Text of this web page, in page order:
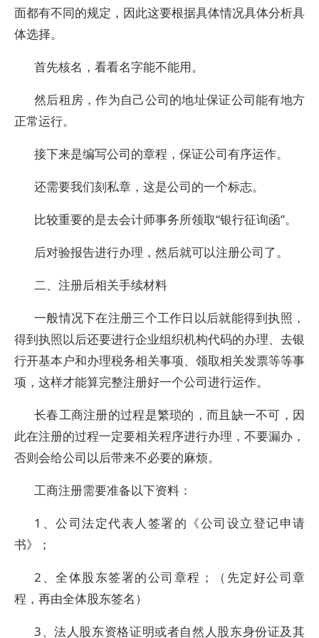
面都有不同的规定，因此这要根据具体情况具体分析具
体选择。
首先核名，看看名字能不能用。
然后租房，作为自己公司的地址保证公司能有地方
正常运行。
接下来是编写公司的章程，保证公司有序运作。
还需要我们刻私章，这是公司的一个标志。
比较重要的是去会计师事务所领取“银行征询函”。
后对验报告进行办理，然后就可以注册公司了。
二、注册后相关手续材料
一般情况下在注册三个工作日以后就能得到执照，
得到执照以后还要进行企业组织机构代码的办理、去银
行开基本户和办理税务相关事项、领取相关发票等等事
项，这样才能算完整注册好一个公司进行运作。
长春工商注册的过程是繁琐的，而且缺一不可，因
此在注册的过程一定要相关程序进行办理，不要漏办，
否则会给公司以后带来不必要的麻烦。
工商注册需要准备以下资料：
1、公司法定代表人签署的《公司设立登记申请
书》；
2、全体股东签署的公司章程；（先定好公司章
程，再由全体股东签名）
3、法人股东资格证明或者自然人股东身份证及其